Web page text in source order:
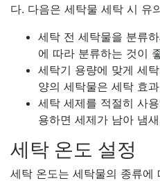
다. 다음은 세탁물 세탁 시 유
세탁 전 세탁물을 분류
에 따라 분류하는 것이
세탁기 용량에 맞게 세
양의 세탁물은 세탁 효
세탁 세제를 적절히 사
용하면 세제가 남아 냄
세탁 온도 설정
세탁 온도는 세탁물의 종류에